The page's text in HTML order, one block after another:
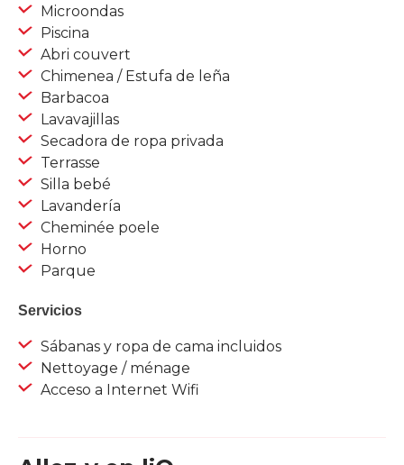
Microondas
Piscina
Abri couvert
Chimenea / Estufa de leña
Barbacoa
Lavavajillas
Secadora de ropa privada
Terrasse
Silla bebé
Lavandería
Cheminée poele
Horno
Parque
Servicios
Sábanas y ropa de cama incluidos
Nettoyage / ménage
Acceso a Internet Wifi